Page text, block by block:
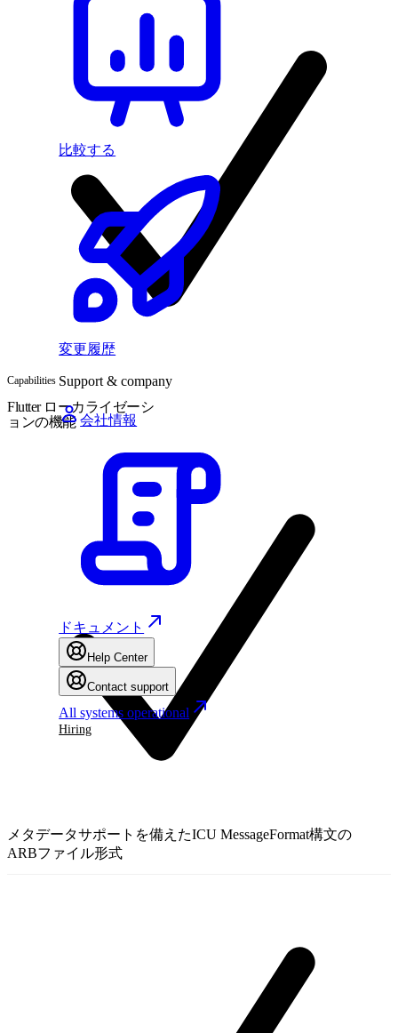
比較する
変更履歴
Support & company
会社情報
ドキュメント
Help Center
Contact support
All systems operational
Hiring
Capabilities
Flutter ローカライゼーシ
ョンの機能
メタデータサポートを備えたICU MessageFormat構文の
ARBファイル形式